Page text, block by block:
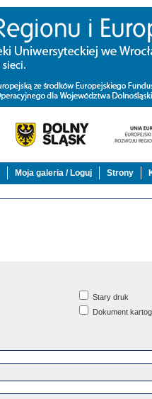
Moja galeria / Loguj Strony
Stary druk
Dokument